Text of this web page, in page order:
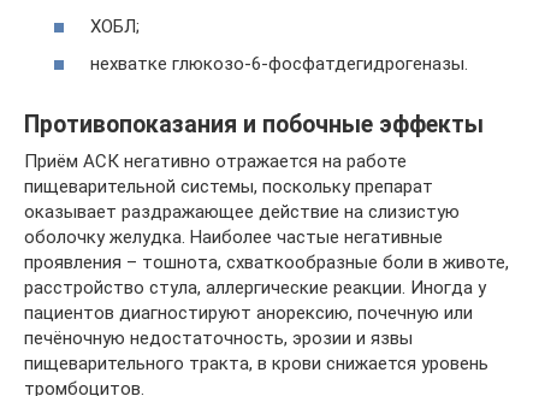
ХОБЛ;
нехватке глюкозо-6-фосфатдегидрогеназы.
Противопоказания и побочные эффекты
Приём АСК негативно отражается на работе
пищеварительной системы, поскольку препарат
оказывает раздражающее действие на слизистую
оболочку желудка. Наиболее частые негативные
проявления – тошнота, схваткообразные боли в животе,
расстройство стула, аллергические реакции. Иногда у
пациентов диагностируют анорексию, почечную или
печёночную недостаточность, эрозии и язвы
пищеварительного тракта, в крови снижается уровень
тромбоцитов.